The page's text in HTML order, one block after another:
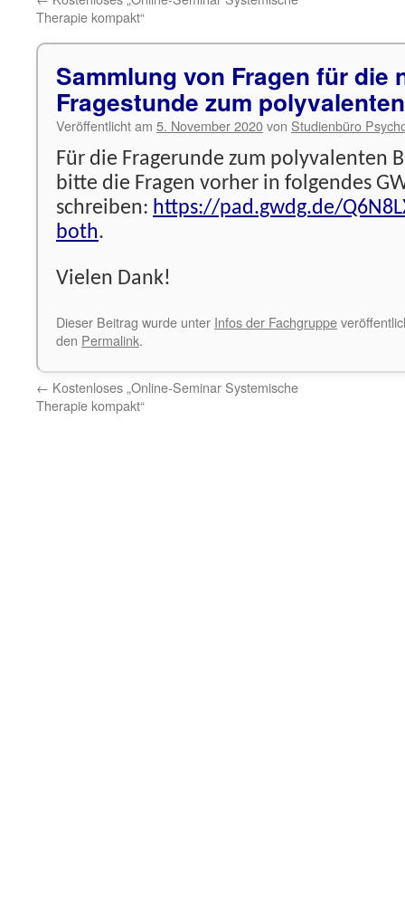
Therapie kompakt“
Sammlung von Fragen für die
Fragestunde zum
Veröffentlicht am 5. November 2020von Studienbüro
Für die Fragerunde zum polyvalenten
bitte die Fragen vorher in folgendes
schreiben: https://pad.gwdg.de/
both.
Vielen Dank!
Dieser Beitrag wurde unter Infos der Fachgruppe
den Permalink.
← Kostenloses „Online-Seminar Systemische
Therapie kompakt“